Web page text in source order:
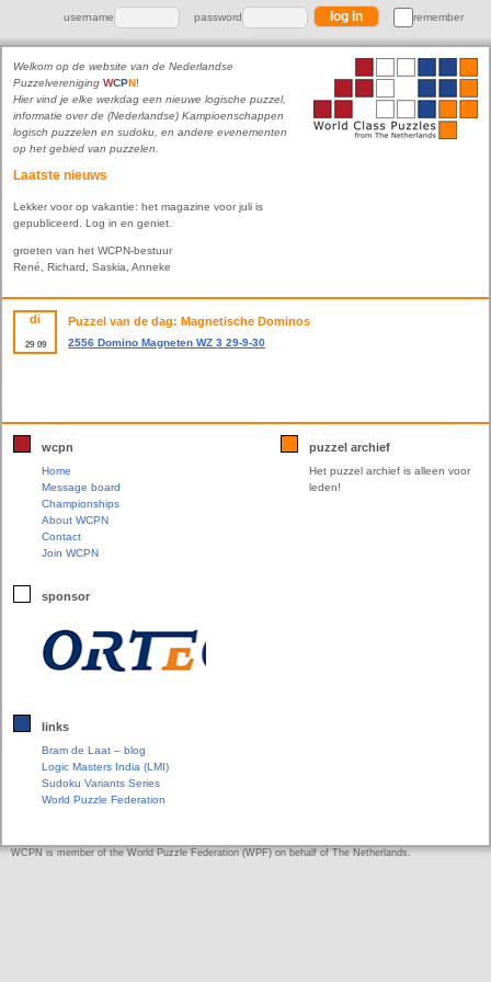
username password remember
Welkom op de website van de Nederlandse
Puzzelvereniging WCPN!
Hier vind je elke werkdag een nieuwe logische puzzel,
informatie over de (Nederlandse) Kampioenschappen
logisch puzzelen en sudoku, en andere evenementen
op het gebied van puzzelen.
Laatste nieuws
Lekker voor op vakantie: het magazine voor juli is
gepubliceerd. Log in en geniet.
groeten van het WCPN-bestuur
René, Richard, Saskia, Anneke
di
29 09
Puzzel van de dag: Magnetische Dominos
2556 Domino Magneten WZ 3 29-9-30
wcpn
Home
Message board
Championships
About WCPN
Contact
Join WCPN
sponsor
links
Bram de Laat – blog
Logic Masters India (LMI)
Sudoku Variants Series
World Puzzle Federation
puzzel archief
Het puzzel archief is alleen voor
leden!
WCPN is member of the World Puzzle Federation (WPF) on behalf of The Netherlands.